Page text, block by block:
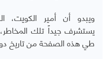
ويبدو أن أمير الكويت،
يستشرف جيداً تلك
طي هذه الصفحة من تاريخ